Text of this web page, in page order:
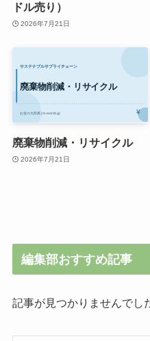
ドル売り）
2026年7月21日
廃棄物削減・リサイクル
2026年7月21日
編集部おすすめ記事
記事が見つかりませんでし